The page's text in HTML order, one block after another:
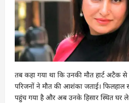
तब कहा गया था कि उनकी मौत हार्ट अटैक
परिजनों ने मौत की आशंका जताई। फिलहाल
पहुंच गया है और अब उनके हिसार स्थित घर ले